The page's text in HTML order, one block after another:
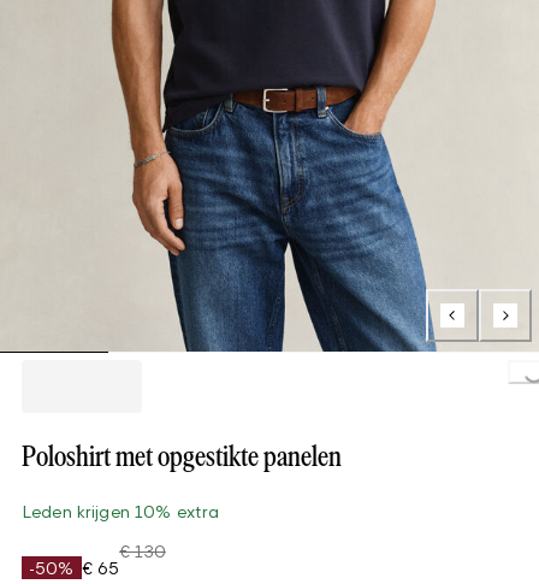
Poloshirt met opgestikte panelen
Leden krijgen 10% extra
-50% € 65
€ 130